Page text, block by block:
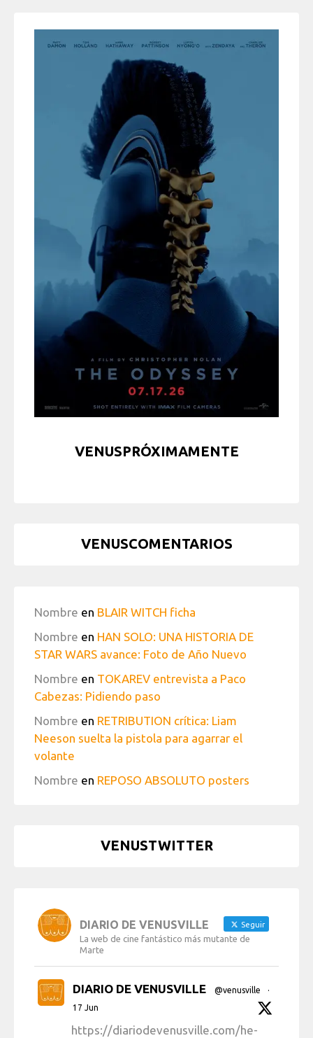
VENUSPRÓXIMAMENTE
VENUSCOMENTARIOS
Nombre en BLAIR WITCH ficha
Nombre en HAN SOLO: UNA HISTORIA DE
STAR WARS avance: Foto de Año Nuevo
Nombre en TOKAREV entrevista a Paco
Cabezas: Pidiendo paso
Nombre en RETRIBUTION crítica: Liam
Neeson suelta la pistola para agarrar el
volante
Nombre en REPOSO ABSOLUTO posters
VENUSTWITTER
DIARIO DE VENUSVILLE Seguir
La web de cine fantástico más mutante de
Marte
DIARIO DE VENUSVILLE @venusville
·
17 Jun
https://diariodevenusville.com/he-